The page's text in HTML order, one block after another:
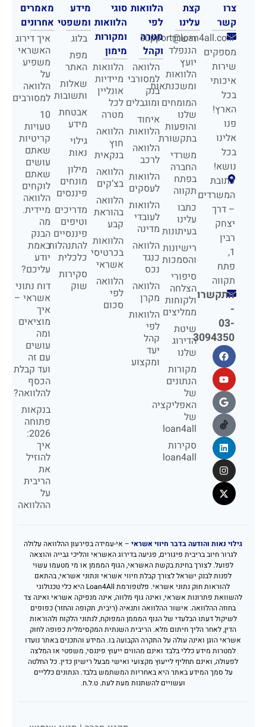
צרו
קשר
support@loan4all.co.il
מספקים
שירות
איכותי
בכל
הארץ!
פנו
אלינו
בכל
נושא!
כתובת
המשרדים
– דרך
יצחק
רבין
1,
פתח
תקווה
התקשרו
-
03-
3094350
קצת
עלינו
רישרד
הננפלד
יועץ
הלוואות
ומשכנתאות
המומחים
שלנו
והופעות
בתקשורת
משרדי
החברה
בפתח
תקווה
כתבו
עלינו
בעיתונות
רישיונות
והסמכות
סיפורי
הצלחה
ולקוחות
ממליצים
שיטת
הדירוג
שלנו
מקורות
הנתונים
של
האפליקציה
של
loan4all
סקירות
loan4all
הלוואות
לפי
מטרה
וקהל
הלוואה
למסורבי
בנק
ומוגבלים
איחוד
הלוואות
הלוואה
לרכב
הלוואות
לעסקים
הלוואות
לעובדי
מדינה
הלוואה
כנגד
נכס
הלוואה
מקרן
הלוואות
לפי
קהל
יעד
ומקצוע
סוגי
הלוואות
ומקורות
מימון
הלוואות
מיידיות
אונליין
לכל
מטרה
הלוואה
חוץ
בנקאית
הלוואה
בצ’קים
הלוואה
בהוראת
קבע
הלוואות
בכרטיסי
אשראי
הלוואה
לפי
סכום
מידע
ומשפטי
בלוג
מפת
האתר
שאלות
ותשובות
אבטחת
מידע
גילוי
נאות
מילון
מונחים
פיננסים
מדריכים
וטיפים
פיננסיים
להתנהלות
כלכלית
סקירות
שוק
מאמרים
אחרונים
איך דירוג
האשראי
משפיע
על
הלוואה
למסורבים
10
טעויות
קריטיות
שאתם
עושים
שאתם
לוקחים
הלוואה
מיידית.
מה
הבנק
באמת
יודע
עליכם?
דוח נתוני
אשראי –
איך
מוציאים
ומה
עושים
עם זה
ועד קבלת
הכסף
להלוואה?
בנקאות
פתוחה
2026:
איך
להוזיל
את
הריבית
על
ההלוואה
גילוי נאות והודעה בדבר חיווי אשראי – אי-עמידה בפירעון ההלוואה עלולה
לגרור חיוב בריבית פיגורים, פגיעה בדירוג האשראי והליכי גבייה והוצאה
לפועל. לצורך בחינת בקשת האשראי, הגוף המממן או מי מטעמו עשוי
לפנות לבנק ישראל לצורך קבלת חיווי אשראי ונתוני אשראי, בהתאם
להוראות חוק נתוני אשראי. פלטפורמת Loan4All היא כלי טכנולוגי
להשוואת פתרונות אשראי, ואינה גוף מלווה, אינה מנפיקה אשראי ואינה צד
בחוזה ההלוואה. אישור ההלוואה ותנאיה (ריבית, תקופה והחזר) כפופים
לשיקול דעתו הבלעדי של הגוף המממן המפוקח, לנתוני הלקוח ולהוראות
הדין, לאחר הליך חיתום מלא. הריבית השנתית המקסימלית כפופה לחוק
אשראי הוגן ואינה עולה על התקרה הקבועה בו. המידע והתכנים באתר נועדו
למטרות מידע כללי בלבד ואינם מהווים ייעוץ פיננסי, משפטי או המלצה
לפעולה, ואינם תחליף לייעוץ מקצועי ואישי מבעל רישיון כדין. כל החלטה
על סמך המידע באתר היא באחריות המשתמש בלבד. הנתונים כלליים
ועשויים להשתנות מעת לעת. ט.ל.ח.